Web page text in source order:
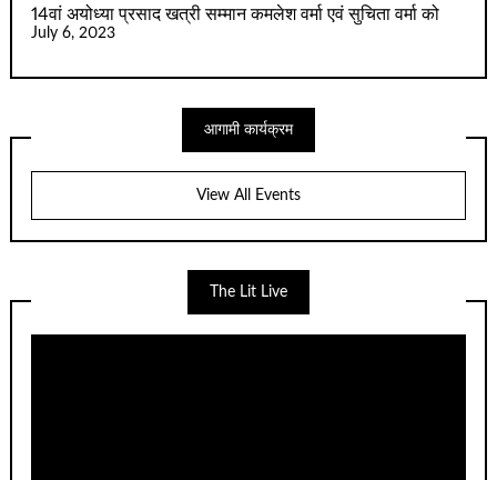
14वां अयोध्या प्रसाद खत्री सम्मान कमलेश वर्मा एवं सुचिता वर्मा को
July 6, 2023
आगामी कार्यक्रम
View All Events
The Lit Live